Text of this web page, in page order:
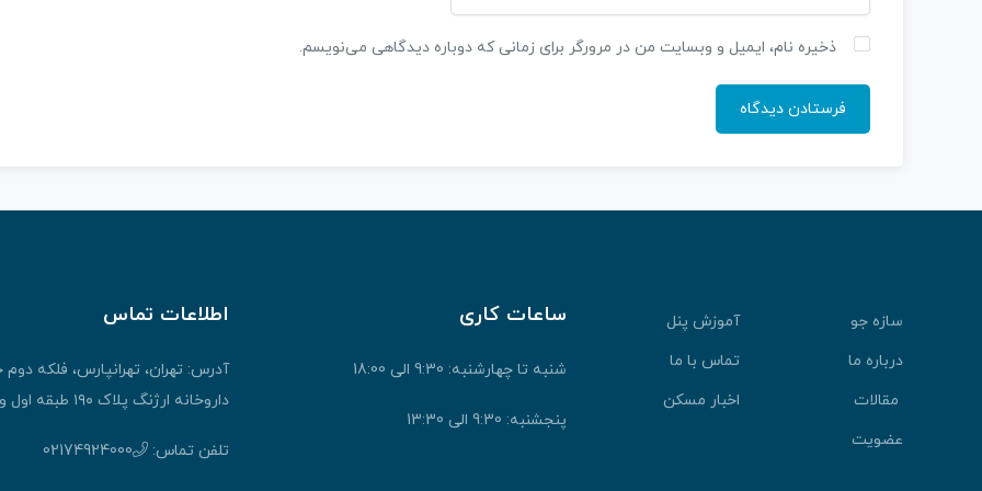
ذخیره نام، ایمیل و وبسایت من در مرورگر برای زمانی که دوباره دیدگاهی می‌نویسم.
سازه جو
آموزش پنل
درباره ما
تماس با ما
مقالات
اخبار مسکن
عضویت
ساعات کاری
شنبه تا چهارشنبه: 9:30 الی 18:00
پنجشنبه: 9:30 الی 13:30
اطلاعات تماس
آدرس: تهران، تهرانپارس، فلکه
داروخانه ارژنگ پلاک ۱۹۰ طبقه اول واحد ۱
تلفن تماس: 02174924000